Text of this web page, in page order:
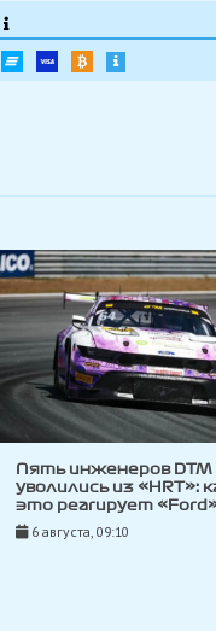
Пять инженеров DTM
уволились из «HRT»:
это реагирует
6 августа, 09:10